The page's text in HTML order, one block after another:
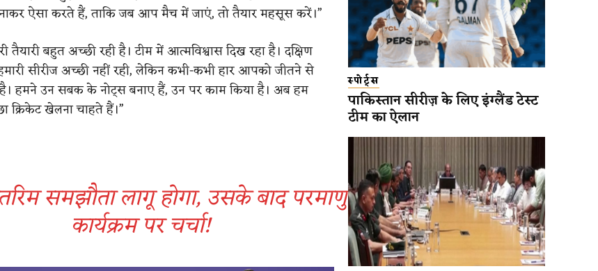
ऐसा करते हैं, ताकि जब आप मैच में जाएं, तो तैयार महसूस करें।”
तैयारी बहुत अच्छी रही है। टीम में आत्मविश्वास दिख रहा है। दक्षिण
सीरीज अच्छी नहीं रही, लेकिन कभी-कभी हार आपको जीतने से
है। हमने उन सबक के नोट्स बनाए हैं, उन पर काम किया है। अब हम
क्रिकेट खेलना चाहते हैं।”
समझौता लागू होगा, उसके बाद परमाणु
कार्यक्रम पर चर्चा!
स्पोर्ट्स
पाकिस्तान सीरीज़ के लिए इंग्लैंड टेस्ट
टीम का ऐलान